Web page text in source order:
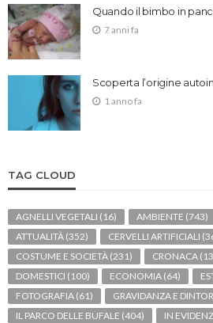
Quando il bimbo in
7 anni fa
Scoperta l’origine
1 anno fa
TAG CLOUD
AGNELLI VEGETALI (16) AMBIENTE (743)
ATTUALITÀ (352) CERVELLI ARTIFICIALI
COSTUME E SOCIETÀ (231) CRONACA
DOMESTICI (100) ECONOMIA (64)
FOTOGRAFIA (61) GRAVIDANZA E
IL PARCO DELLE BUFALE (404) IN